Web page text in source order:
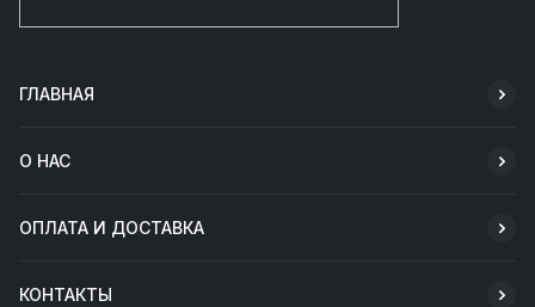
ГЛАВНАЯ
О НАС
ОПЛАТА И ДОСТАВКА
КОНТАКТЫ